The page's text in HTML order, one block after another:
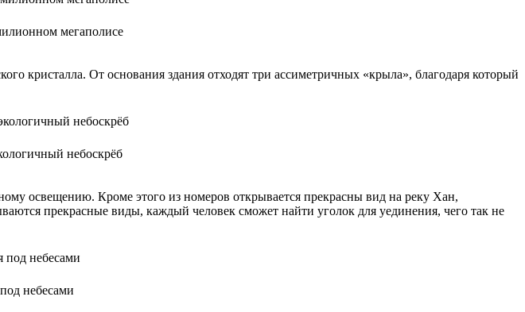
мегаполисе
кристалла. От основания здания отходят три ассиметричных «крыла», благодаря который
небоскрёб
освещению. Кроме этого из номеров открывается прекрасны вид на реку Хан,
прекрасные виды, каждый человек сможет найти уголок для уединения, чего так не
небесами